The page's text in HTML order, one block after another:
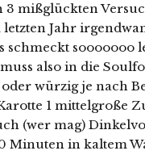
3 mißglückten
Jahr
schmeckt
muss also in die
oder würzig je nach
1 mittelgroße
(wer mag)
in kaltem